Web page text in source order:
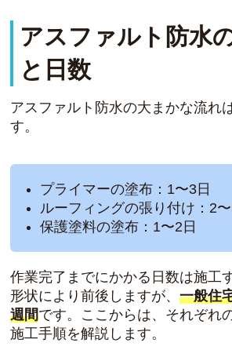
アスファルト防水
と日数
アスファルト防水の大まかな流れ
す。
プライマーの塗布：1〜3日
ルーフィングの張り付け：2
保護塗料の塗布：1〜2日
作業完了までにかかる日数は施工
形状により前後しますが、一般住
週間です。ここからは、それぞれ
施工手順を解説します。